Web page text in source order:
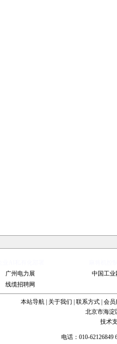
广州电力展
中国工业
线缆招聘网
本站导航 关于我们 联系方式 会员
北京市海淀
技术
电话：010-62126849